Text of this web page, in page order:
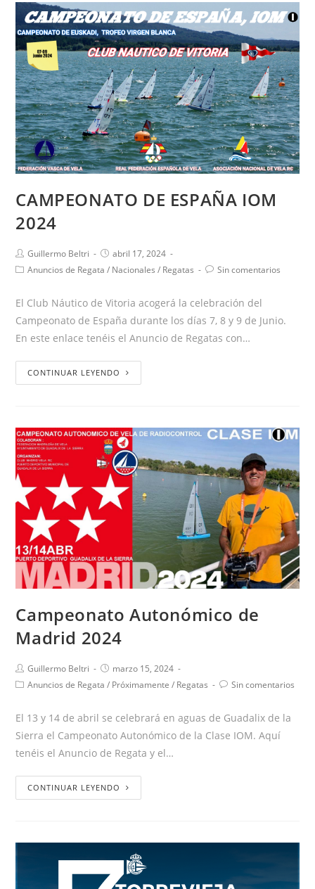
CAMPEONATO DE ESPAÑA IOM
2024
Guillermo Beltri
abril 17, 2024
Anuncios de Regata / Nacionales / Regatas Sin comentarios
El Club Náutico de Vitoria acogerá la celebración del
Campeonato de España durante los días 7, 8 y 9 de Junio.
En este enlace tenéis el Anuncio de Regatas con…
CONTINUAR LEYENDO
Campeonato Autonómico de
Madrid 2024
Guillermo Beltri
marzo 15, 2024
Anuncios de Regata / Próximamente / Regatas Sin comentarios
El 13 y 14 de abril se celebrará en aguas de Guadalix de la
Sierra el Campeonato Autonómico de la Clase IOM. Aquí
tenéis el Anuncio de Regata y el…
CONTINUAR LEYENDO